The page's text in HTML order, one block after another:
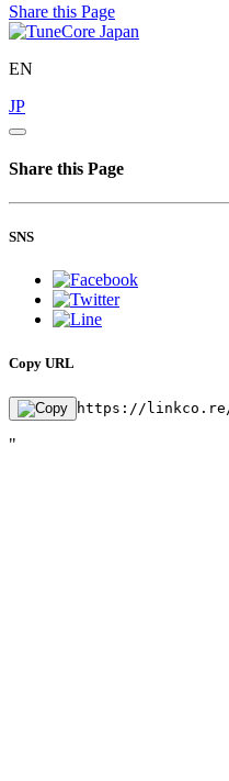
Share this Page
EN
JP
Share this Page
SNS
Copy URL
https://linkco.re/
"